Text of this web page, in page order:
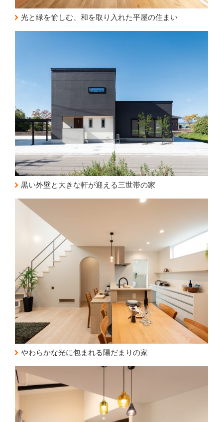
光と緑を愉しむ、和を取り入れた平屋の住まい
黒い外壁と大きな軒が迎える三世帯の家
やわらかな光に包まれる陽だまりの家